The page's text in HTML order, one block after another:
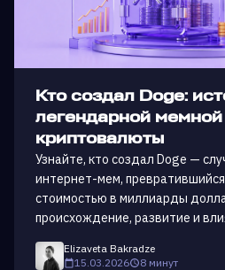
Кто создал Doge:
легендарной мемной
криптовалюты
Узнайте, кто создал Doge —
интернет-мем,
стоимостью в миллиарды
происхождение, развитие и
Elizaveta Bakradze
15.03.2026
8 минут